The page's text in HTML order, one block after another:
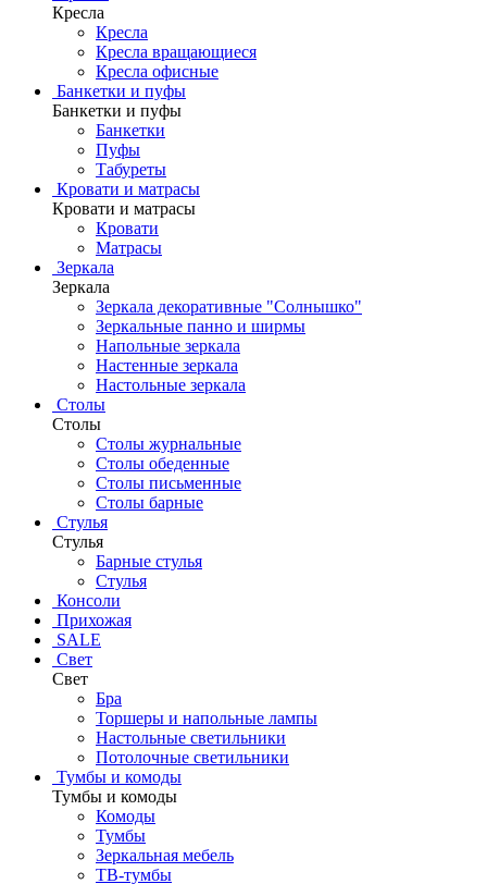
Кресла
Кресла
Кресла вращающиеся
Кресла офисные
Банкетки и пуфы
Банкетки и пуфы
Банкетки
Пуфы
Табуреты
Кровати и матрасы
Кровати и матрасы
Кровати
Матрасы
Зеркала
Зеркала
Зеркала декоративные "Солнышко"
Зеркальные панно и ширмы
Напольные зеркала
Настенные зеркала
Настольные зеркала
Столы
Столы
Столы журнальные
Столы обеденные
Столы письменные
Столы барные
Стулья
Стулья
Барные стулья
Стулья
Консоли
Прихожая
SALE
Свет
Свет
Бра
Торшеры и напольные лампы
Настольные светильники
Потолочные светильники
Тумбы и комоды
Тумбы и комоды
Комоды
Тумбы
Зеркальная мебель
ТВ-тумбы